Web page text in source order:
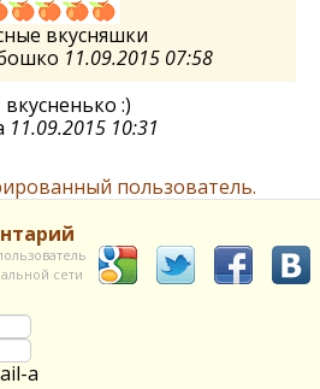
вкусняшки
11.09.2015 07:58
:)
11.09.2015 10:31
пользователь.
сети
а